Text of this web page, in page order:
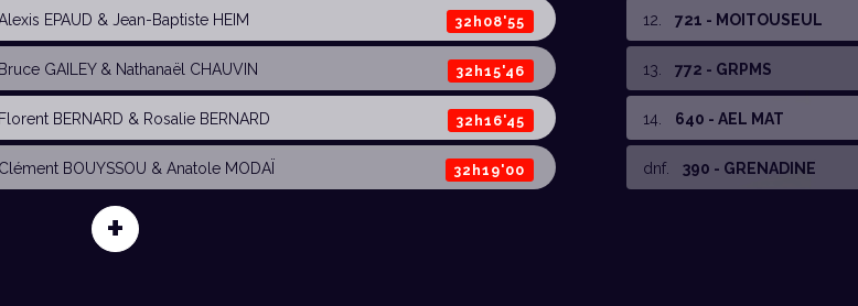
EPAUD & Jean-Baptiste HEIM 32h08'55
Bruce GAILEY& Nathanaël CHAUVIN 32h15'46
Florent BERNARD & Rosalie BERNARD 32h16'45
Clément BOUYSSOU & Anatole MODAÏ 32h19'00
+
12. 721 - MOITOUSEUL
13. 772 - GRPMS
14. 640 - AEL MAT
dnf. 390 - GRENADINE